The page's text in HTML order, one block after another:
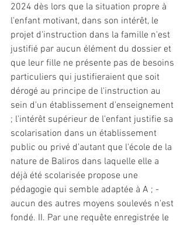
2024 dès lors que la situation propre à
l'enfant motivant, dans son intérêt, le
projet d'instruction dans la famille n'est
justifié par aucun élément du dossier et
que leur fille ne présente pas de besoins
particuliers qui justifieraient que soit
dérogé au principe de l'instruction au
sein d'un établissement d'enseignement
; l'intérêt supérieur de l'enfant justifie sa
scolarisation dans un établissement
public ou privé d'autant que l'école de la
nature de Baliros dans laquelle elle a
déjà été scolarisée propose une
pédagogie qui semble adaptée à A ; -
aucun des autres moyens soulevés n'est
fondé. II. Par une requête enregistrée le